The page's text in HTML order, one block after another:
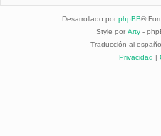
Desarrollado por phpBB®
Style por Arty -
Traducción al
Privacidad |